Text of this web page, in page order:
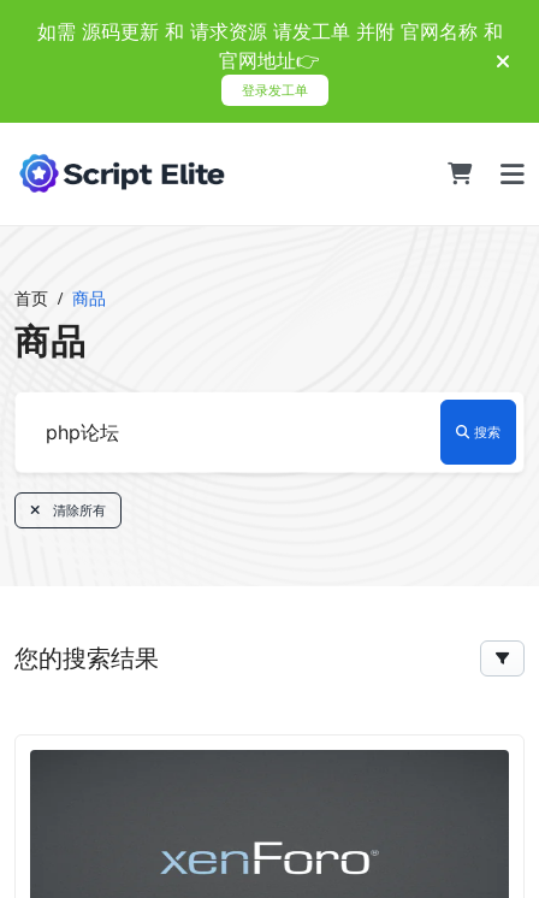
如需 源码更新 和 请求资源 请发工单 并附 官网名称 和
官网地址👉
登录发工单
首页 商品
商品
搜索
清除所有
您的搜索结果